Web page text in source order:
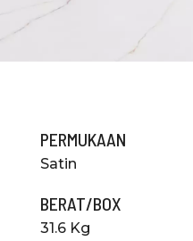
PERMUKAAN
Satin
BERAT/BOX
31.6 Kg